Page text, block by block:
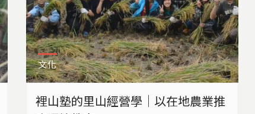
文化
裡山塾的里山經營學｜以在地農業推